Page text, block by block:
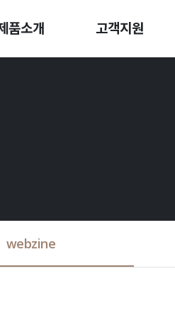
품소개 고객지원
webzine